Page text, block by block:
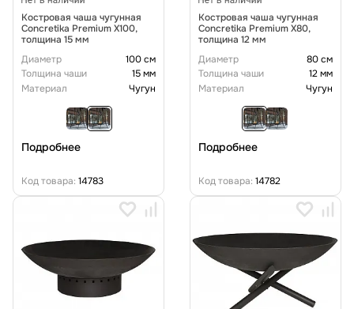
Костровая чаша чугунная
Concretika Premium X100,
толщина 15 мм
Диаметр
100 см
Толщина чаши
15 мм
Материал
Чугун
Подробнее
Код товара: 14783
Костровая чаша чугунная
Concretika Premium X80,
толщина 12 мм
Диаметр
80 см
Толщина чаши
12 мм
Материал
Чугун
Подробнее
Код товара: 14782